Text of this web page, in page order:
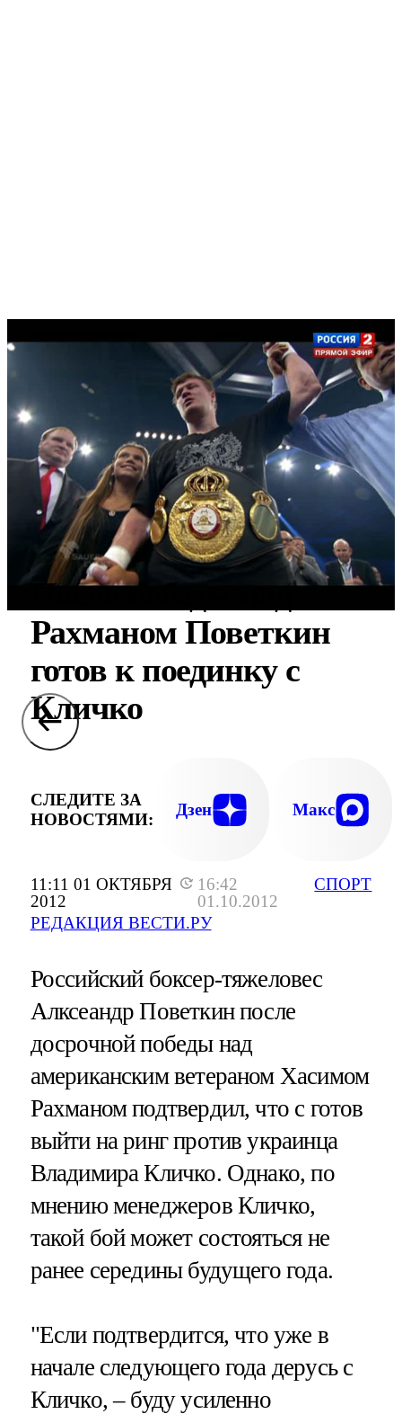
11:11 01 ОКТЯБРЯ
2012
16:42
01.10.2012
РЕДАКЦИЯ ВЕСТИ.РУ
СПОРТ
После победы над
Рахманом Поветкин
готов к поединку с
Кличко
СЛЕДИТЕ ЗА
НОВОСТЯМИ:
Дзен Макс
Российский боксер-тяжеловес
Алксеандр Поветкин после
досрочной победы над
американским ветераном Хасимом
Рахманом подтвердил, что с готов
выйти на ринг против украинца
Владимира Кличко. Однако, по
мнению менеджеров Кличко,
такой бой может состояться не
ранее середины будущего года.
"Если подтвердится, что уже в
начале следующего года дерусь с
Кличко, – буду усиленно